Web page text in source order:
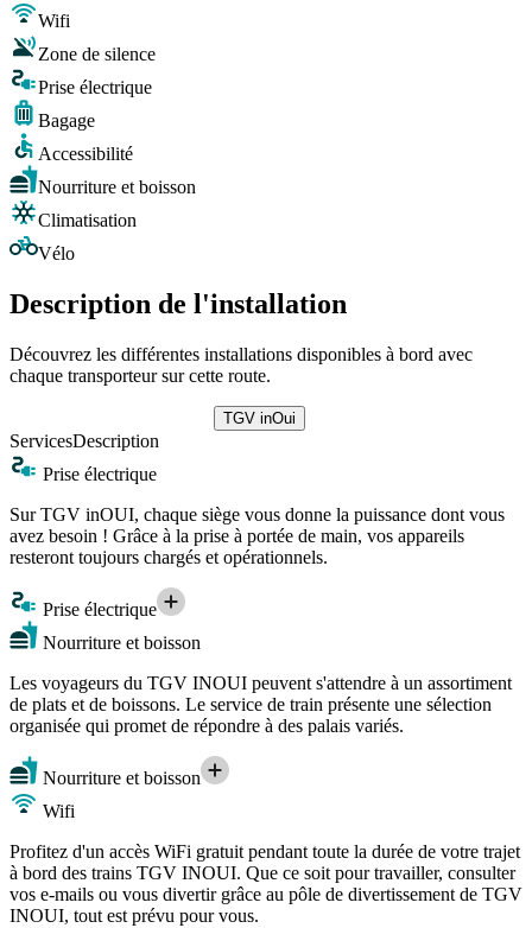
Wifi
Zone de silence
Prise électrique
Bagage
Accessibilité
Nourriture et boisson
Climatisation
Vélo
Description de l'installation
Découvrez les différentes installations disponibles à bord avec
chaque transporteur sur cette route.
TGV inOui
ServicesDescription
Prise électrique
Sur TGV inOUI, chaque siège vous donne la puissance dont vous
avez besoin ! Grâce à la prise à portée de main, vos appareils
resteront toujours chargés et opérationnels.
Prise électrique
Nourriture et boisson
Les voyageurs du TGV INOUI peuvent s'attendre à un assortiment
de plats et de boissons. Le service de train présente une sélection
organisée qui promet de répondre à des palais variés.
Nourriture et boisson
Wifi
Profitez d'un accès WiFi gratuit pendant toute la durée de votre trajet
à bord des trains TGV INOUI. Que ce soit pour travailler, consulter
vos e-mails ou vous divertir grâce au pôle de divertissement de TGV
INOUI, tout est prévu pour vous.